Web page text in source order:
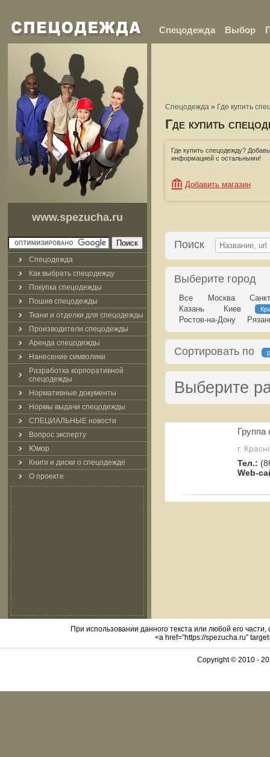
Спецодежда Выбор
www.spezucha.ru
Спецодежда
Как выбрать спецодежду
Покупка спецодежды
Пошив спецодежды
Ткани и отделки для спецодежды
Производители спецодежды
Аренда спецодежды
Нанесение символики
Разработка корпоративной
спецодежды
Нормативные документы
Нормы выдачи спецодежды
СПЕЦИАЛЬНЫЕ новости
Вопрос эксперту
Юмор
Книги и диски о спецодежде
О проекте
Спецодежда » Где купить
Где купить
Где купить спецодежду?
информацией с остальными!
Добавить магазин
Поиск
Выберите город
Все Москва
Казань
Киев
Ростов-на-Дону
Сортировать по
Выберите
Группа
г.
Тел.:
Web-
При использовании данного текста или любой его части,
<a href=”https://spezucha.ru”
Copyright © 2010 -